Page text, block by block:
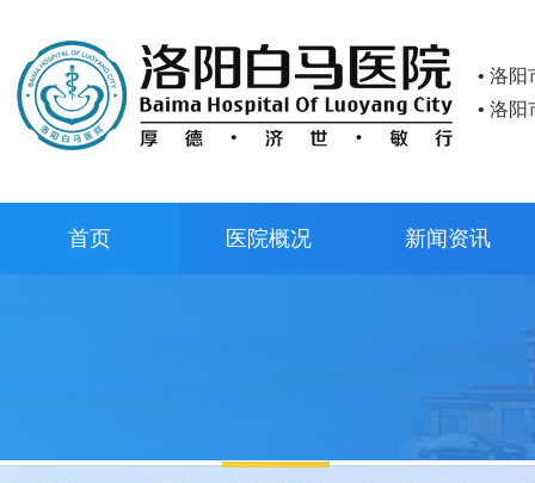
• 洛
• 洛
首页 医院概况 新闻资讯